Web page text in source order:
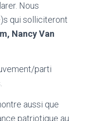
Nous
qui solliciteront
Nancy Van
parti
aussi que
patriotique au